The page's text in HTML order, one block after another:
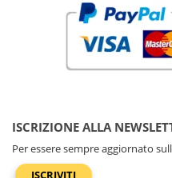
ISCRIZIONE ALLA
Per essere sempre aggiornato
ISCRIVITI